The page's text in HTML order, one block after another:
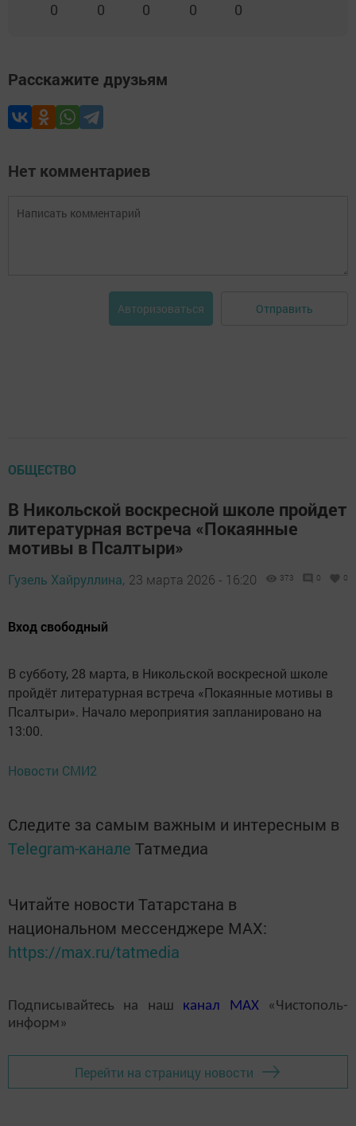
0 0 0 0 0
Расскажите друзьям
Нет комментариев
Авторизоваться Отправить
ОБЩЕСТВО
В Никольской воскресной школе пройдет
литературная встреча «Покаянные
мотивы в Псалтыри»
Гузель Хайруллина, 23 марта 2026 - 16:20 373 0 0
Вход свободный
В субботу, 28 марта, в Никольской воскресной школе
пройдёт литературная встреча «Покаянные мотивы в
Псалтыри». Начало мероприятия запланировано на
13:00.
Новости СМИ2
Следите за самым важным и интересным в
Telegram-канале Татмедиа
Читайте новости Татарстана в
национальном мессенджере MАХ:
https://max.ru/tatmedia
Подписывайтесь на наш канал MAX«Чистополь-
информ»
Перейти на страницу новости